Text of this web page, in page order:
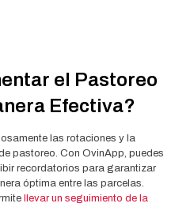
el Pastoreo
Efectiva?
las rotaciones y la
pastoreo. Con OvinApp, puedes
recordatorios para garantizar
óptima entre las parcelas.
llevar un seguimiento de la